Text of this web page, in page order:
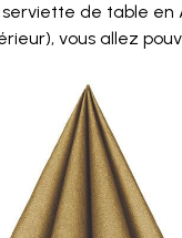
de table en
vous allez